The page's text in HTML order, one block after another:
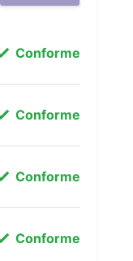
Conforme
Conforme
Conforme
Conforme